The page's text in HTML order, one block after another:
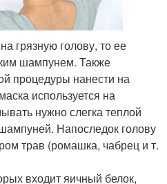
грязную голову, то ее
шампунем. Также
процедуры нанести на
используется на
нужно слегка теплой
Напоследок голову
трав (ромашка, чабрец и т.
входит яичный белок,